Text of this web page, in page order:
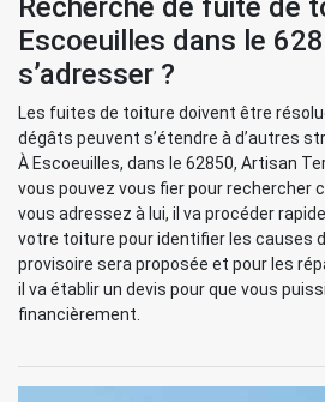
Recherche de fuite de
Escoeuilles dans le
s’adresser ?
Les fuites de toiture doivent être
dégâts peuvent s’étendre à d’autres
À Escoeuilles, dans le 62850, Artisan
vous pouvez vous fier pour rechercher
vous adressez à lui, il va procéder
votre toiture pour identifier les causes
provisoire sera proposée et pour les
il va établir un devis pour que vous
financièrement.